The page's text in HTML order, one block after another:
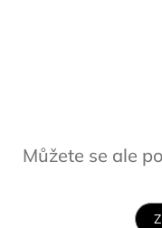
Můžete se ale